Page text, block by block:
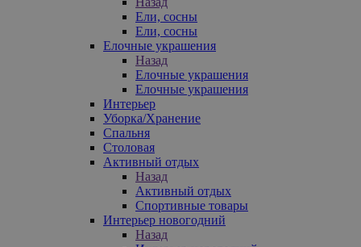
Ели, сосны
Ели, сосны
Елочные украшения
Назад
Елочные украшения
Елочные украшения
Интерьер
Уборка/Хранение
Спальня
Столовая
Активный отдых
Назад
Активный отдых
Спортивные товары
Интерьер новогодний
Назад